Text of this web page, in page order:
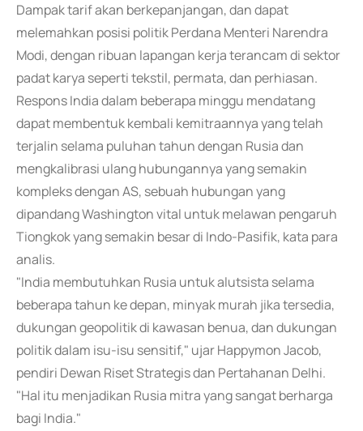
Dampak tarif akan berkepanjangan, dan dapat
melemahkan posisi politik Perdana Menteri Narendra
Modi, dengan ribuan lapangan kerja terancam di sektor
padat karya seperti tekstil, permata, dan perhiasan.
Respons India dalam beberapa minggu mendatang
dapat membentuk kembali kemitraannya yang telah
terjalin selama puluhan tahun dengan Rusia dan
mengkalibrasi ulang hubungannya yang semakin
kompleks dengan AS, sebuah hubungan yang
dipandang Washington vital untuk melawan pengaruh
Tiongkok yang semakin besar di Indo-Pasifik, kata para
analis.
"India membutuhkan Rusia untuk alutsista selama
beberapa tahun ke depan, minyak murah jika tersedia,
dukungan geopolitik di kawasan benua, dan dukungan
politik dalam isu-isu sensitif," ujar Happymon Jacob,
pendiri Dewan Riset Strategis dan Pertahanan Delhi.
"Hal itu menjadikan Rusia mitra yang sangat berharga
bagi India."